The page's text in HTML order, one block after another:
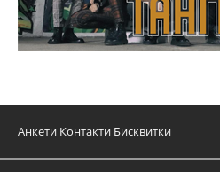
Анкети Контакти Бисквитки